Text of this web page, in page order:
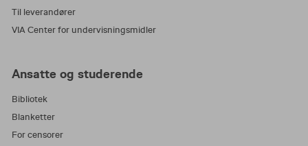
Til leverandører
VIA Center for undervisningsmidler
Ansatte og studerende
Bibliotek
Blanketter
For censorer